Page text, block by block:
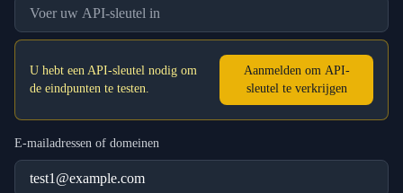
U hebt een API-sleutel nodig om
de eindpunten te testen.
Aanmelden om API-
sleutel te verkrijgen
E-mailadressen of domeinen